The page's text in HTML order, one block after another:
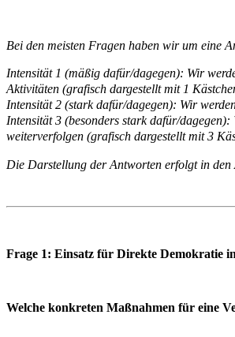
Bei den meisten Fragen haben wir um eine
Intensität 1 (mäßig dafür/dagegen): Wir
Aktivitäten (grafisch dargestellt mit 1
Intensität 2 (stark dafür/dagegen): Wir
Intensität 3 (besonders stark dafür/dagegen):
weiterverfolgen (grafisch dargestellt mit 3
Die Darstellung der Antworten erfolgt in
Frage 1: Einsatz für Direkte Demokratie
Welche konkreten Maßnahmen für eine